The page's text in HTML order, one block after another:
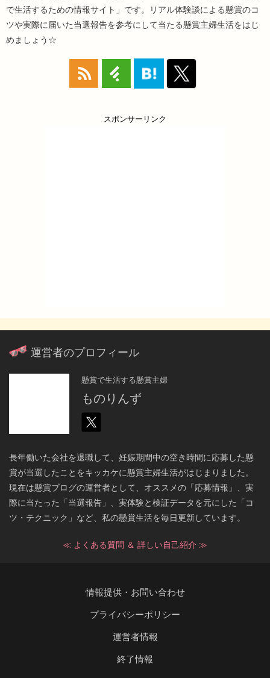
で生活するための情報サイト」です。リアル体験談による懸賞のコ
ツや実際に届いた当選報告を参考にして当たる懸賞主婦生活をはじ
めましょう☆
スポンサーリンク
運営者のプロフィール
懸賞で生活する懸賞主婦
ものりんず
長年働いた会社を退職して、妊娠期間中の空き時間に応募した懸
賞が当選したことをキッカケに懸賞主婦生活がはじまりました。
現在は懸賞ブログの運営者として、オススメの「応募情報」、実
際に当たった「当選報告」、実体験と検証データを元にした「コ
ツ・テクニック」など、私の懸賞生活を毎日更新しています。
≪ よくある質問 ＆ 詳しい自己紹介 ≫
情報提供・お問い合わせ
プライバシーポリシー
運営者情報
終了情報